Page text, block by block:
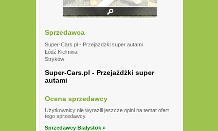
Sprzedawca
Super-Cars.pl - Przejażdżki super autami
Łódź Kiełmina
Stryków
Super-Cars.pl - Przejażdżki super
autami
Ocena sprzedawcy
Użytkownicy nie wyrazili jeszcze opini na temat ofert
tego sprzedawcy.
Sprzedawcy Białystok »